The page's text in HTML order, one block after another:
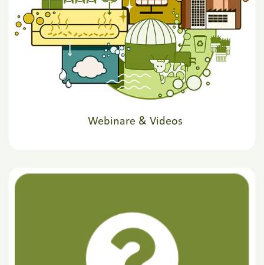
Webinare & Videos